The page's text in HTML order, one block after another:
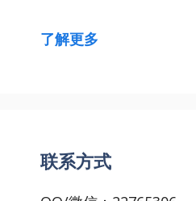
了解更多
联系方式